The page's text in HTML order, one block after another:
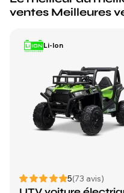
ventes Meilleures
Li-Ion
5(73 avis)